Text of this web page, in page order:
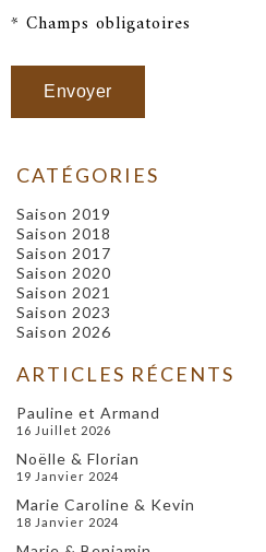
* Champs obligatoires
CATÉGORIES
Saison 2019
Saison 2018
Saison 2017
Saison 2020
Saison 2021
Saison 2023
Saison 2026
ARTICLES RÉCENTS
Pauline et Armand
16 Juillet 2026
Noëlle & Florian
19 Janvier 2024
Marie Caroline & Kevin
18 Janvier 2024